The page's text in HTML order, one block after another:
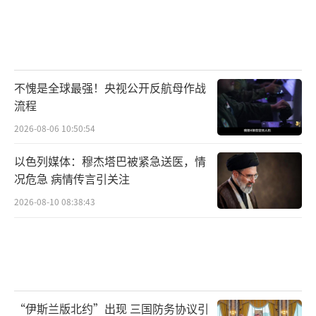
不愧是全球最强！央视公开反航母作战
流程
2026-08-06 10:50:54
以色列媒体：穆杰塔巴被紧急送医，情
况危急 病情传言引关注
2026-08-10 08:38:43
“伊斯兰版北约”出现 三国防务协议引